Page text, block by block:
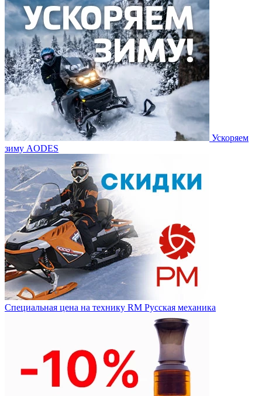
Ускоряем
зиму AODES
Специальная цена на технику RM Русская механика